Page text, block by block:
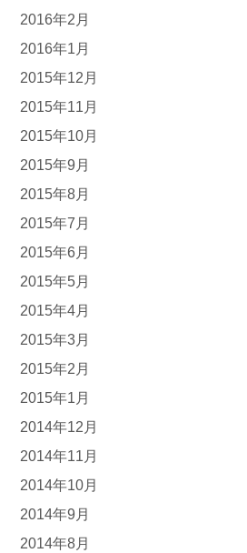
2016年2月
2016年1月
2015年12月
2015年11月
2015年10月
2015年9月
2015年8月
2015年7月
2015年6月
2015年5月
2015年4月
2015年3月
2015年2月
2015年1月
2014年12月
2014年11月
2014年10月
2014年9月
2014年8月